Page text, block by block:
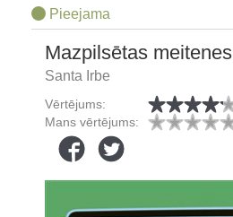
Pieejama
Mazpilsētas meitenes
Santa Irbe
Vērtējums:
Mans vērtējums: